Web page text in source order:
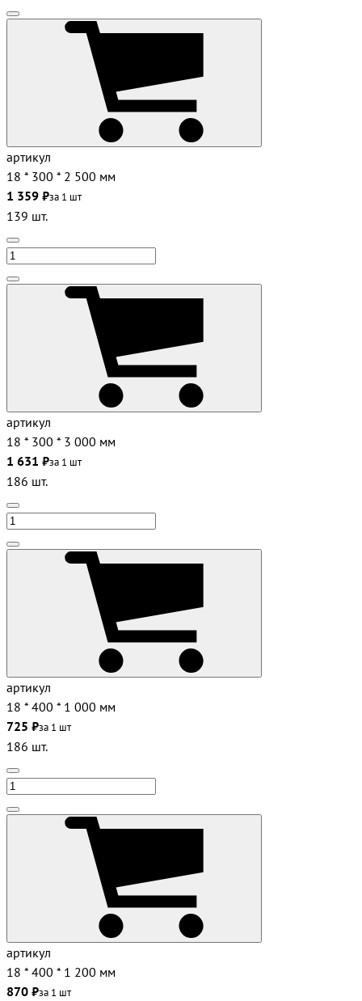
артикул
18 * 300 * 2 500 мм
1 359 ₽за 1 шт
139 шт.
артикул
18 * 300 * 3 000 мм
1 631 ₽за 1 шт
186 шт.
артикул
18 * 400 * 1 000 мм
725 ₽за 1 шт
186 шт.
артикул
18 * 400 * 1 200 мм
870 ₽за 1 шт